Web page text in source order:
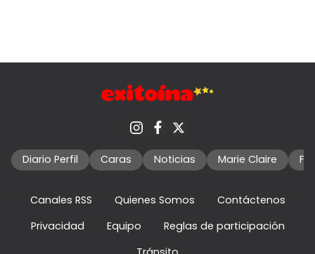
Diario Perfil Caras Noticias Marie Claire
Canales RSS Quienes Somos
Contáctenos
Privacidad
Equipo
Reglas de participación